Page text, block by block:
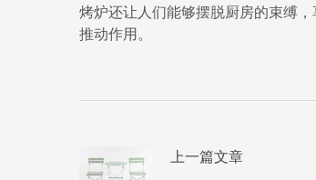
烤炉还让人们能够摆脱厨房的束缚
推动作用。
上一篇文章